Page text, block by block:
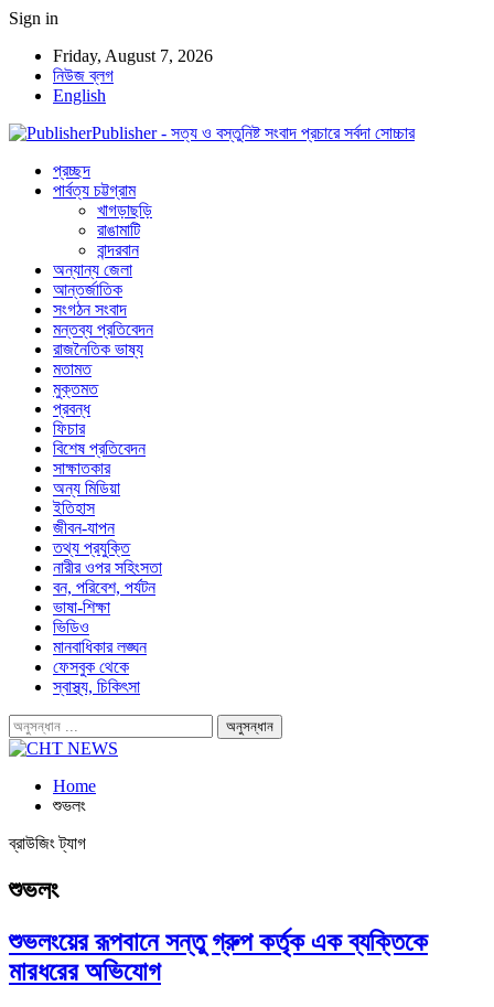
Sign in
Friday, August 7, 2026
নিউজ ব্লগ
English
Publisher - সত্য ও বস্তুনিষ্ট সংবাদ প্রচারে সর্বদা সোচ্চার
প্রচ্ছদ
পার্বত্য চট্টগ্রাম
খাগড়াছড়ি
রাঙামাটি
বান্দরবান
অন্যান্য জেলা
আন্তর্জাতিক
সংগঠন সংবাদ
মন্তব্য প্রতিবেদন
রাজনৈতিক ভাষ্য
মতামত
মুক্তমত
প্রবন্ধ
ফিচার
বিশেষ প্রতিবেদন
সাক্ষাতকার
অন্য মিডিয়া
ইতিহাস
জীবন-যাপন
তথ্য প্রযুক্তি
নারীর ওপর সহিংসতা
বন, পরিবেশ, পর্যটন
ভাষা-শিক্ষা
ভিডিও
মানবাধিকার লঙ্ঘন
ফেসবুক থেকে
স্বাস্থ্য, চিকিৎসা
Home
শুভলং
ব্রাউজিং ট্যাগ
শুভলং
শুভলংয়ের রূপবানে সন্তু গ্রুপ কর্তৃক এক ব্যক্তিকে
মারধরের অভিযোগ